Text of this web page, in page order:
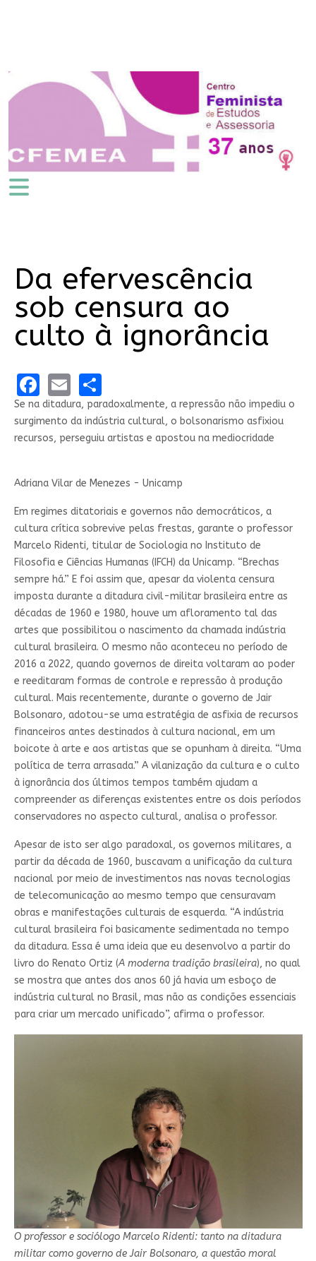
Da efervescência
sob censura ao
culto à ignorância
Facebook
EmailShare
Se na ditadura, paradoxalmente, a repressão não impediu o
surgimento da indústria cultural, o bolsonarismo asfixiou
recursos, perseguiu artistas e apostou na mediocridade
Adriana Vilar de Menezes - Unicamp
Em regimes ditatoriais e governos não democráticos, a
cultura crítica sobrevive pelas frestas, garante o professor
Marcelo Ridenti, titular de Sociologia no Instituto de
Filosofia e Ciências Humanas (IFCH) da Unicamp. “Brechas
sempre há.” E foi assim que, apesar da violenta censura
imposta durante a ditadura civil-militar brasileira entre as
décadas de 1960 e 1980, houve um afloramento tal das
artes que possibilitou o nascimento da chamada indústria
cultural brasileira. O mesmo não aconteceu no período de
2016 a 2022, quando governos de direita voltaram ao poder
e reeditaram formas de controle e repressão à produção
cultural. Mais recentemente, durante o governo de Jair
Bolsonaro, adotou-se uma estratégia de asfixia de recursos
financeiros antes destinados à cultura nacional, em um
boicote à arte e aos artistas que se opunham à direita. “Uma
política de terra arrasada.” A vilanização da cultura e o culto
à ignorância dos últimos tempos também ajudam a
compreender as diferenças existentes entre os dois períodos
conservadores no aspecto cultural, analisa o professor.
Apesar de isto ser algo paradoxal, os governos militares, a
partir da década de 1960, buscavam a unificação da cultura
nacional por meio de investimentos nas novas tecnologias
de telecomunicação ao mesmo tempo que censuravam
obras e manifestações culturais de esquerda. “A indústria
cultural brasileira foi basicamente sedimentada no tempo
da ditadura. Essa é uma ideia que eu desenvolvo a partir do
livro do Renato Ortiz (A moderna tradição brasileira), no qual
se mostra que antes dos anos 60 já havia um esboço de
indústria cultural no Brasil, mas não as condições essenciais
para criar um mercado unificado”, afirma o professor.
O professor e sociólogo Marcelo Ridenti: tanto na ditadura
militar como governo de Jair Bolsonaro, a questão moral